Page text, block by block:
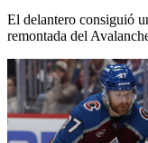
El delantero consiguió
remontada del